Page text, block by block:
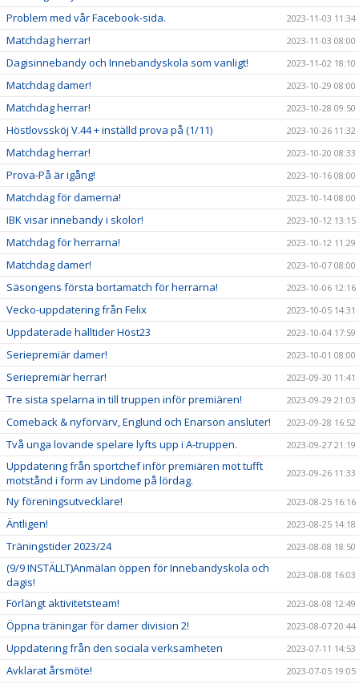
Problem med vår Facebook-sida. 2023-11-03 11:34
Matchdag herrar! 2023-11-03 08:00
Dagisinnebandy och Innebandyskola som vanligt! 2023-11-02 18:10
Matchdag damer! 2023-10-29 08:00
Matchdag herrar! 2023-10-28 09:50
Höstlovssköj V.44 + inställd prova på (1/11) 2023-10-26 11:32
Matchdag herrar! 2023-10-20 08:33
Prova-På är igång! 2023-10-16 08:00
Matchdag för damerna! 2023-10-14 08:00
IBK visar innebandy i skolor! 2023-10-12 13:15
Matchdag för herrarna! 2023-10-12 11:29
Matchdag damer! 2023-10-07 08:00
Säsongens första bortamatch för herrarna! 2023-10-06 12:16
Vecko-uppdatering från Felix 2023-10-05 14:31
Uppdaterade halltider Höst23 2023-10-04 17:59
Seriepremiär damer! 2023-10-01 08:00
Seriepremiär herrar! 2023-09-30 11:41
Tre sista spelarna in till truppen inför premiären! 2023-09-29 21:03
Comeback & nyförvärv, Englund och Enarson ansluter! 2023-09-28 16:52
Två unga lovande spelare lyfts upp i A-truppen. 2023-09-27 21:19
Uppdatering från sportchef inför premiären mot tufft
motstånd i form av Lindome på lördag.
2023-09-26 11:33
Ny föreningsutvecklare! 2023-08-25 16:16
Äntligen! 2023-08-25 14:18
Träningstider 2023/24 2023-08-08 18:50
(9/9 INSTÄLLT)Anmälan öppen för Innebandyskola och
dagis!
2023-08-08 16:03
Förlängt aktivitetsteam! 2023-08-08 12:49
Öppna träningar för damer division 2! 2023-08-07 20:44
Uppdatering från den sociala verksamheten 2023-07-11 14:53
Avklarat årsmöte! 2023-07-05 19:05